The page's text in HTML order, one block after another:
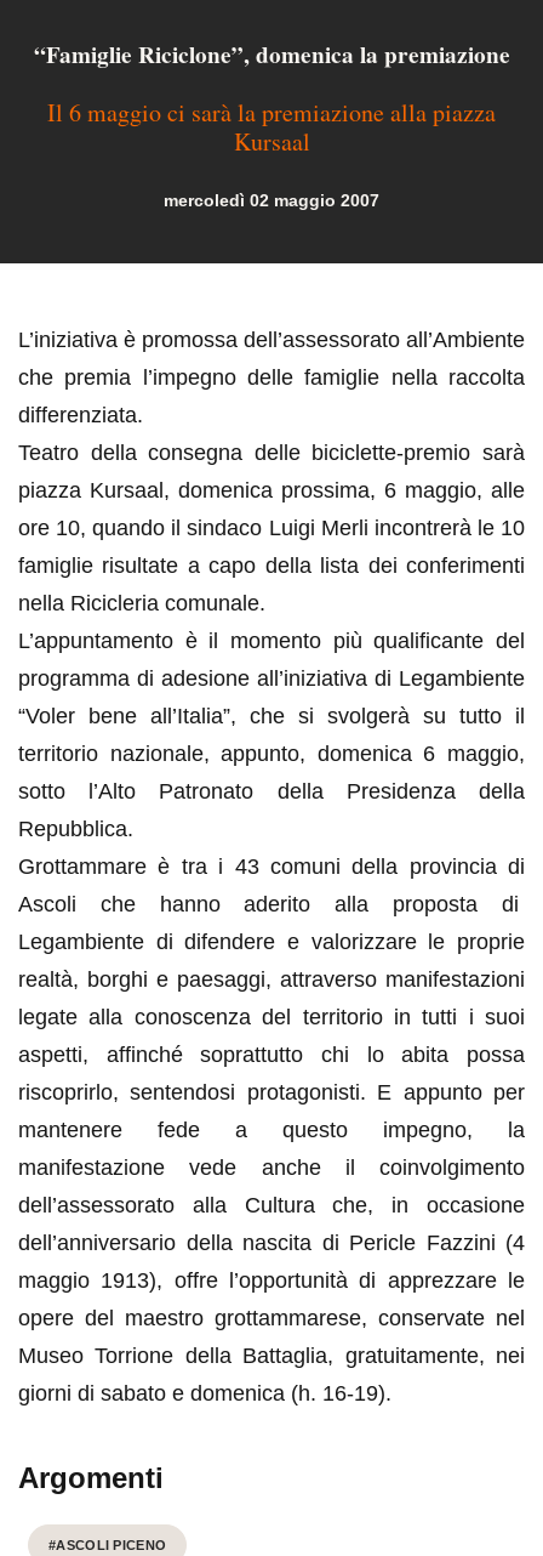
“Famiglie Riciclone”, domenica la premiazione
Il 6 maggio ci sarà la premiazione alla piazza
Kursaal
mercoledì 02 maggio 2007
L’iniziativa è promossa dell’assessorato all’Ambiente
che premia l’impegno delle famiglie nella raccolta
differenziata.
Teatro della consegna delle biciclette-premio sarà
piazza Kursaal, domenica prossima, 6 maggio, alle
ore 10, quando il sindaco Luigi Merli incontrerà le 10
famiglie risultate a capo della lista dei conferimenti
nella Ricicleria comunale.
L’appuntamento è il momento più qualificante del
programma di adesione all’iniziativa di Legambiente
“Voler bene all’Italia”, che si svolgerà su tutto il
territorio nazionale, appunto, domenica 6 maggio,
sotto l’Alto Patronato della Presidenza della
Repubblica.
Grottammare è tra i 43 comuni della provincia di
Ascoli che hanno aderito alla proposta di
Legambiente di difendere e valorizzare le proprie
realtà, borghi e paesaggi, attraverso manifestazioni
legate alla conoscenza del territorio in tutti i suoi
aspetti, affinché soprattutto chi lo abita possa
riscoprirlo, sentendosi protagonisti. E appunto per
mantenere fede a questo impegno, la
manifestazione vede anche il coinvolgimento
dell’assessorato alla Cultura che, in occasione
dell’anniversario della nascita di Pericle Fazzini (4
maggio 1913), offre l’opportunità di apprezzare le
opere del maestro grottammarese, conservate nel
Museo Torrione della Battaglia, gratuitamente, nei
giorni di sabato e domenica (h. 16-19).
Argomenti
#ASCOLI PICENO